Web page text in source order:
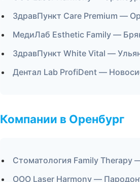
ЗдравПункт Care Premium —
МедиЛаб Esthetic Family —
ЗдравПункт White Vital —
Дентал Lab ProfiDent —
Компании в Оренбург
Стоматология Family Therapy
ООО Laser Harmony —